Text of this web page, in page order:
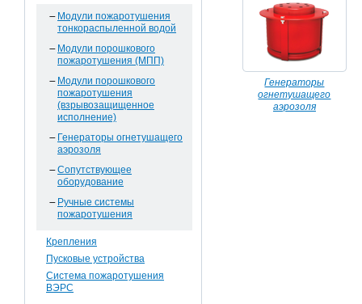
Модули пожаротушения
тонкораспыленной водой
Модули порошкового
пожаротушения (МПП)
Модули порошкового
пожаротушения
(взрывозащищенное
исполнение)
Генераторы огнетушащего
аэрозоля
Сопутствующее
оборудование
Ручные системы
пожаротушения
Крепления
Пусковые устройства
Система пожаротушения
ВЭРС
Генераторы
огнетушащего
аэрозоля